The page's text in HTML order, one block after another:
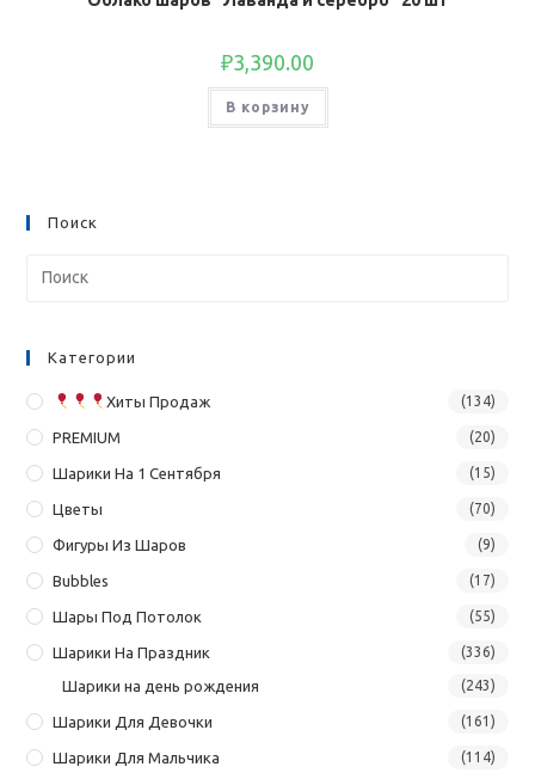
₽3,390.00
В корзину
Поиск
Категории
Хиты Продаж (134)
PREMIUM (20)
Шарики На 1 Сентября (15)
Цветы (70)
Фигуры Из Шаров (9)
Bubbles (17)
Шары Под Потолок (55)
Шарики На Праздник (336)
Шарики на день рождения (243)
Шарики Для Девочки (161)
Шарики Для Мальчика (114)